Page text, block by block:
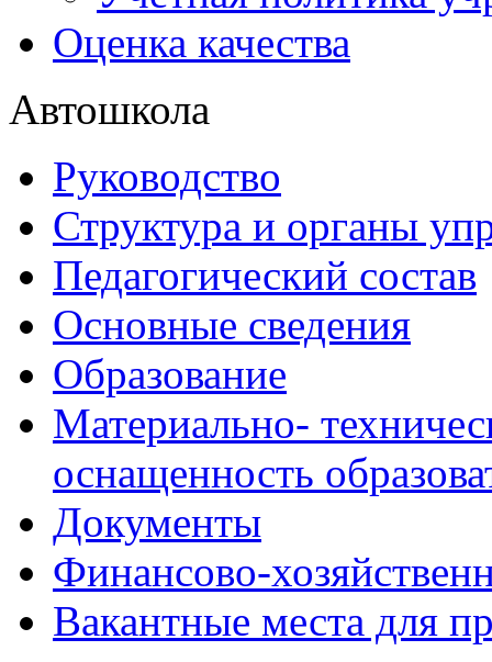
Оценка качества
Автошкола
Руководство
Структура и органы
Педагогический состав
Основные сведения
Образование
Материально-
оснащенность
Документы
Финансово-
Вакантные места для